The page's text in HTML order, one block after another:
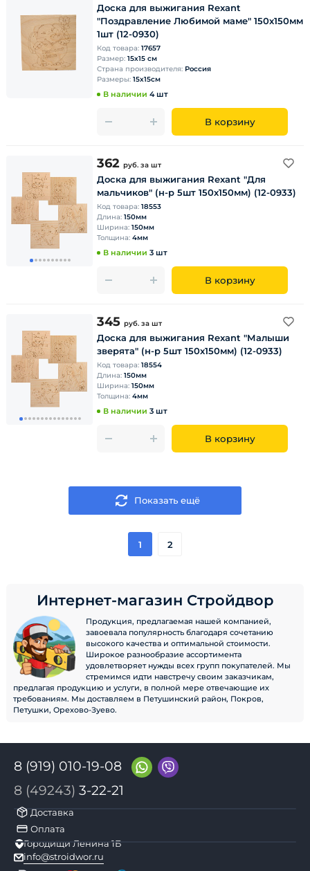
Доска для выжигания Rexant
"Поздравление Любимой маме" 150х150мм
1шт (12-0930)
Код товара: 17657
Размер: 15х15 см
Страна производителя: Россия
Размеры: 15х15см
В наличии 4 шт
В корзину
362 руб. за шт
Доска для выжигания Rexant "Для
мальчиков" (н-р 5шт 150х150мм) (12-0933)
Код товара: 18553
Длина: 150мм
Ширина: 150мм
Толщина: 4мм
В наличии 3 шт
В корзину
345 руб. за шт
Доска для выжигания Rexant "Малыши
зверята" (н-р 5шт 150х150мм) (12-0933)
Код товара: 18554
Длина: 150мм
Ширина: 150мм
Толщина: 4мм
В наличии 3 шт
В корзину
Показать ещё
1 2
Интернет-магазин Стройдвор
Продукция, предлагаемая нашей компанией,
завоевала популярность благодаря сочетанию
высокого качества и оптимальной стоимости.
Широкое разнообразие ассортимента
удовлетворяет нужды всех групп покупателей. Мы
стремимся идти навстречу своим заказчикам,
предлагая продукцию и услуги, в полной мере отвечающие их
требованиям. Мы доставляем в Петушинский район, Покров,
Петушки, Орехово-Зуево.
8 (919) 010-19-08
8 (49243) 3-22-21
Доставка
Оплата
Городищи Ленина 1Б
info@stroidwor.ru